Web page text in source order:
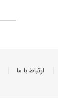
ارتباط با ما